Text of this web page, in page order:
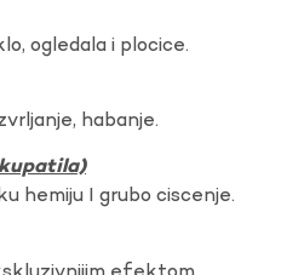
ogledala i plocice.
habanje.
hemiju I grubo ciscenje.